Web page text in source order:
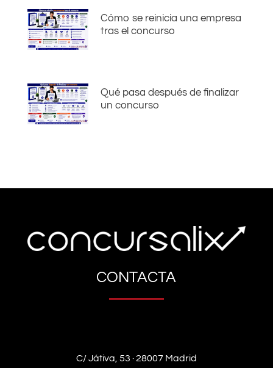
Cómo se reinicia una empresa
tras el concurso
Qué pasa después de finalizar
un concurso
CONTACTA
C/ Játiva, 53 · 28007 Madrid